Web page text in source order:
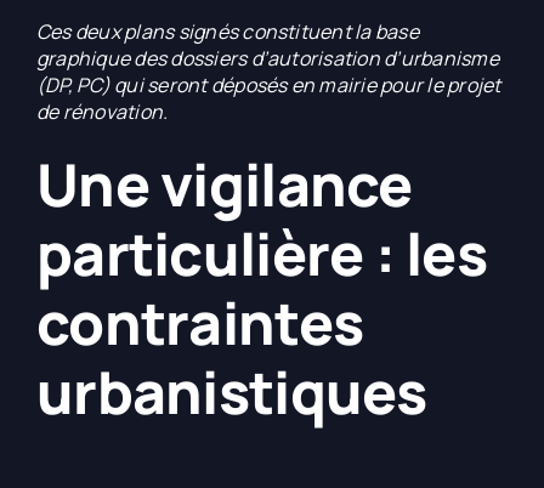
Ces deux plans signés constituent la base
graphique des dossiers d’autorisation d’urbanisme
(DP, PC) qui seront déposés en mairie pour le projet
de rénovation.
Une vigilance
particulière : les
contraintes
urbanistiques